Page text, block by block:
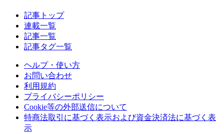
記事トップ
連載一覧
記事一覧
記事タグ一覧
ヘルプ・使い方
お問い合わせ
利用規約
プライバシーポリシー
Cookie等の外部送信について
特商法取引に基づく表示および資金決済法に基づく表
示